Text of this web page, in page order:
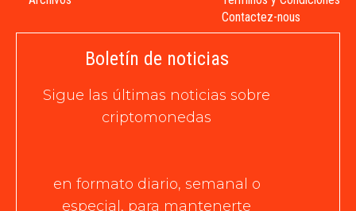
Contactez-nous
Boletín de noticias
Sigue las últimas noticias sobre
criptomonedas
en formato diario, semanal o
especial, para mantenerte